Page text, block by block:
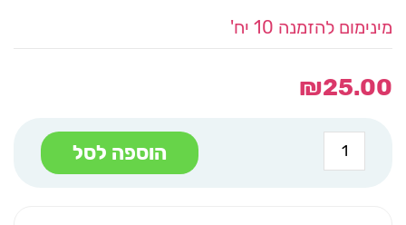
מינימום להזמנה 10 יח'
₪25.00
כמות
של
ציפית
הוספה לסל